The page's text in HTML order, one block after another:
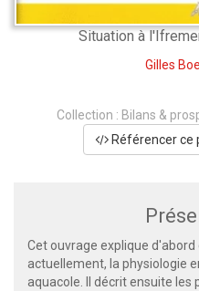
Situation à
Gilles
Collection : Bilans &
Référencer ce
Cet ouvrage explique
actuellement, la physiologie
aquacole. Il décrit ensuite les